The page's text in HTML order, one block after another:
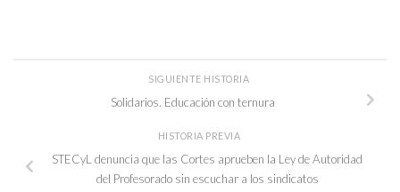
SIGUIENTE HISTORIA
Solidarios. Educación con ternura
HISTORIA PREVIA
STECyL denuncia que las Cortes aprueben la Ley de Autoridad
del Profesorado sin escuchar a los sindicatos